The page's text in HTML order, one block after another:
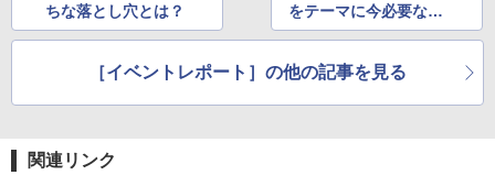
ちな落とし穴とは？
をテーマに今必要なエ
ンジニア像を探る
［イベントレポート］の他の記事を見る
関連リンク